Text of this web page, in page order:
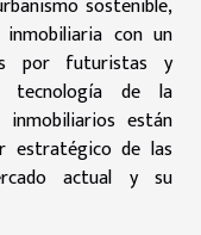
con un
por futuristas y
tecnología de la
inmobiliarios están
estratégico de las
actual y su